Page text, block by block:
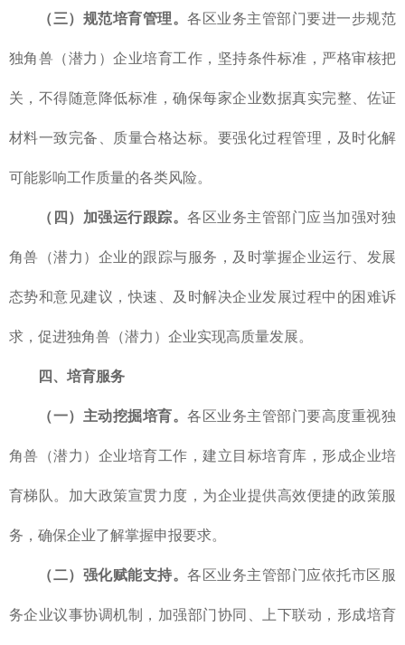
（三）规范培育管理。各区业务主管部门要进一步规范
独角兽（潜力）企业培育工作，坚持条件标准，严格审核把
关，不得随意降低标准，确保每家企业数据真实完整、佐证
材料一致完备、质量合格达标。要强化过程管理，及时化解
可能影响工作质量的各类风险。
（四）加强运行跟踪。各区业务主管部门应当加强对独
角兽（潜力）企业的跟踪与服务，及时掌握企业运行、发展
态势和意见建议，快速、及时解决企业发展过程中的困难诉
求，促进独角兽（潜力）企业实现高质量发展。
四、培育服务
（一）主动挖掘培育。各区业务主管部门要高度重视独
角兽（潜力）企业培育工作，建立目标培育库，形成企业培
育梯队。加大政策宣贯力度，为企业提供高效便捷的政策服
务，确保企业了解掌握申报要求。
（二）强化赋能支持。各区业务主管部门应依托市区服
务企业议事协调机制，加强部门协同、上下联动，形成培育